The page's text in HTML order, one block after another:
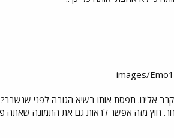
אלינו. תפסת אותו בשיא הגובה לפני
חוץ מזה אפשר לראות גם את התמונה שאתה